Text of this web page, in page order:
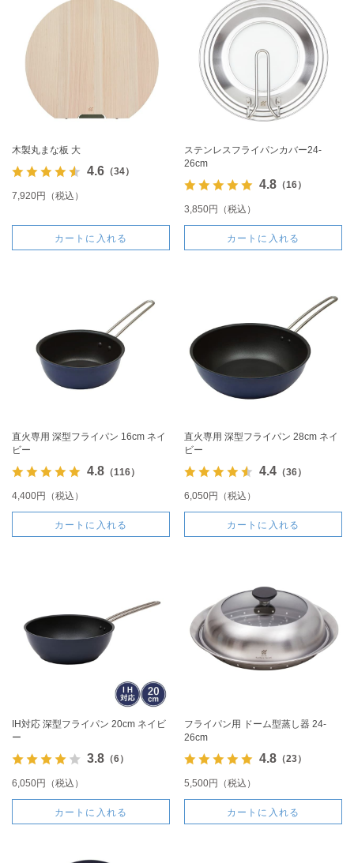
木製丸まな板 大
4.6（34）
7,920円（税込）
カートに入れる
ステンレスフライパンカバー24-
26cm
4.8（16）
3,850円（税込）
カートに入れる
直火専用 深型フライパン 16cm ネイ
ビー
4.8（116）
4,400円（税込）
カートに入れる
直火専用 深型フライパン 28cm ネイ
ビー
4.4（36）
6,050円（税込）
カートに入れる
IH対応 深型フライパン 20cm ネイビ
ー
3.8（6）
6,050円（税込）
カートに入れる
フライパン用 ドーム型蒸し器 24-
26cm
4.8（23）
5,500円（税込）
カートに入れる